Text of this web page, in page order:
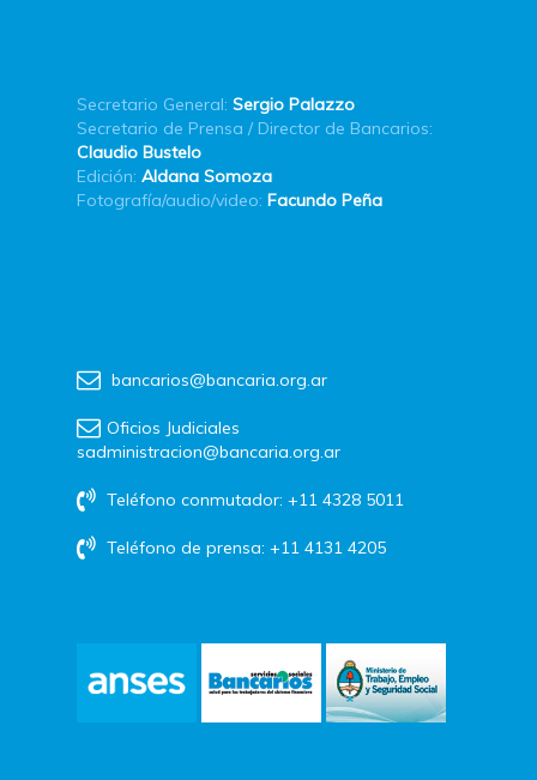
Secretario General: Sergio Palazzo
Secretario de Prensa / Director de Bancarios:
Claudio Bustelo
Edición: Aldana Somoza
Fotografía/audio/video: Facundo Peña
bancarios@bancaria.org.ar
Oficios Judiciales
sadministracion@bancaria.org.ar
Teléfono conmutador: +11 4328 5011
Teléfono de prensa: +11 4131 4205